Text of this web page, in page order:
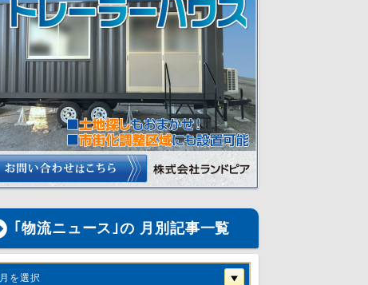
｢物流ニュース｣の 月別記事一覧
月を選択